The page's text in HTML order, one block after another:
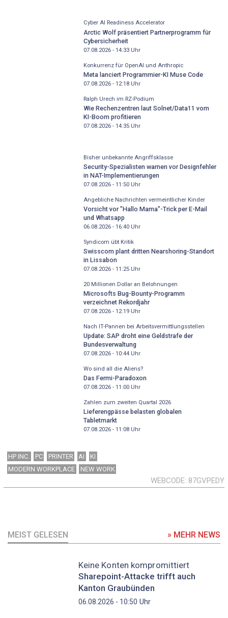
Cyber AI Readiness Accelerator
Arctic Wolf präsentiert Partnerprogramm für
Cybersicherheit
07.08.2026 - 14:33Uhr
Konkurrenz für OpenAI und Anthropic
Meta lanciert Programmier-KI Muse Code
07.08.2026 - 12:18Uhr
Ralph Urech im RZ-Podium
Wie Rechenzentren laut Solnet/Data11 vom
KI-Boom profitieren
07.08.2026 - 14:35Uhr
Bisher unbekannte Angriffsklasse
Security-Spezialisten warnen vor Designfehler
in NAT-Implementierungen
07.08.2026 - 11:50Uhr
Angebliche Nachrichten vermeintlicher Kinder
Vorsicht vor "Hallo Mama"-Trick per E-Mail
und Whatsapp
06.08.2026 - 16:40Uhr
Syndicom übt Kritik
Swisscom plant dritten Nearshoring-Standort
in Lissabon
07.08.2026 - 11:25Uhr
20 Millionen Dollar an Belohnungen
Microsofts Bug-Bounty-Programm
verzeichnet Rekordjahr
07.08.2026 - 12:19Uhr
Nach IT-Pannen bei Arbeitsvermittlungsstellen
Update: SAP droht eine Geldstrafe der
Bundesverwaltung
07.08.2026 - 10:44Uhr
Wo sind all die Aliens?
Das Fermi-Paradoxon
07.08.2026 - 11:00Uhr
Zahlen zum zweiten Quartal 2026
Lieferengpässe belasten globalen
Tabletmarkt
07.08.2026 - 11:08Uhr
HP INC. PC PRINTER AI
KI
MODERN WORKPLACE
NEW WORK
WEBCODE 87GVPEDY
MEIST GELESEN » MEHR NEWS
Keine Konten kompromittiert
Sharepoint-Attacke trifft auch
Kanton Graubünden
06.08.2026 - 10:50 Uhr